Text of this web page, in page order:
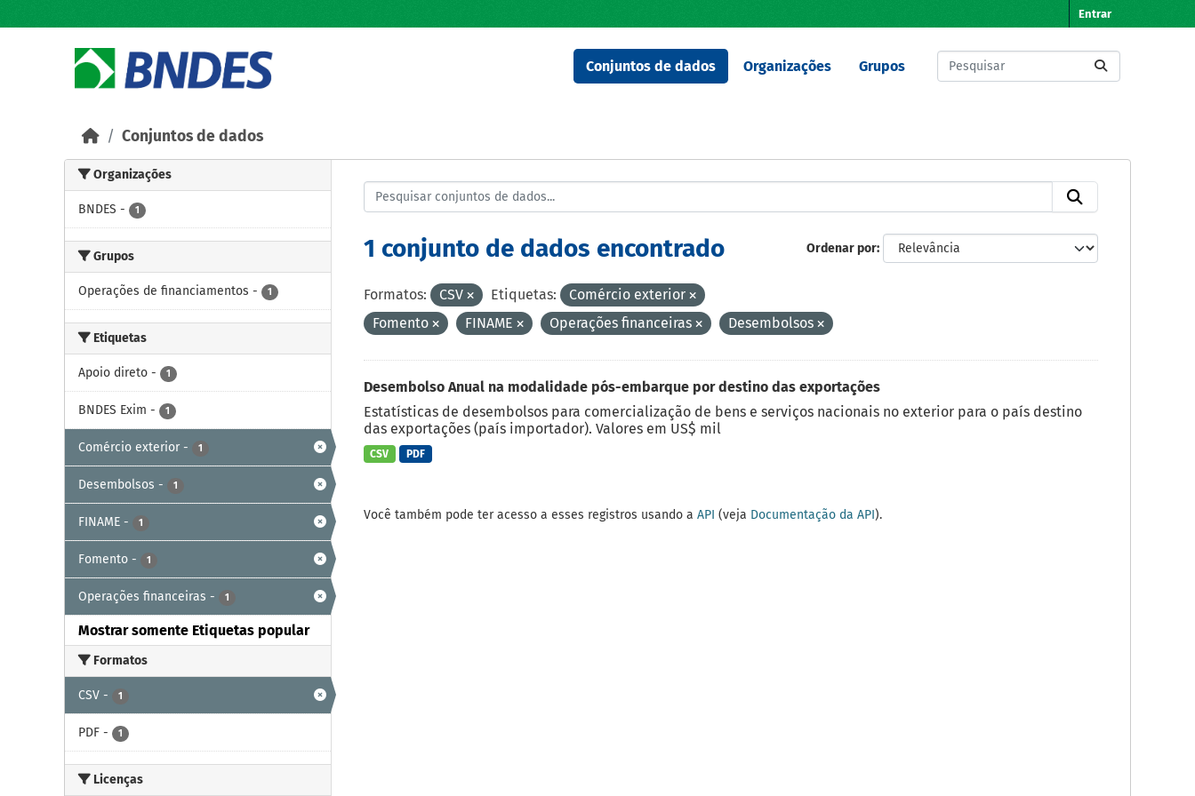
Entrar
Conjuntos de dados Organizações Grupos
Conjuntos de dados
Organizações
BNDES - 1
Grupos
Operações de financiamentos - 1
Etiquetas
Apoio direto - 1
BNDES Exim - 1
Comércio exterior - 1
Desembolsos - 1
FINAME - 1
Fomento - 1
Operações financeiras - 1
Mostrar somente Etiquetas popular
Formatos
CSV - 1
PDF - 1
Licenças
Ordenar por
1 conjunto de dados encontrado
Formatos: CSV Etiquetas:
Comércio exterior
Fomento
FINAME Operações financeiras Desembolsos
Desembolso Anual na modalidade pós-embarque por destino das exportações
Estatísticas de desembolsos para comercialização de bens e serviços nacionais no exterior para o país destino
das exportações (país importador). Valores em US$ mil
CSV PDF
Você também pode ter acesso a esses registros usando a API (veja Documentação da API).